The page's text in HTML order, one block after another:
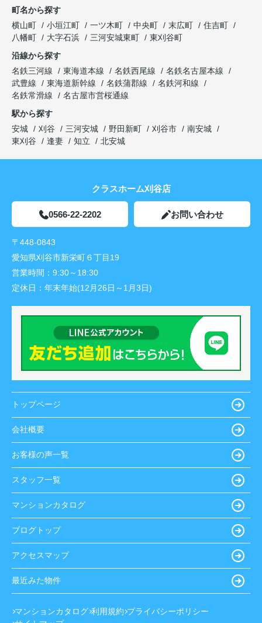
町名から探す
横山町
小垣江町 一ツ木町 中央町 末広町
住吉町
八幡町
大字石浜 三河安城東町
東刈谷町
沿線から探す
名鉄三河線
東海道本線 名鉄西尾線
名鉄名古屋本線
武豊線
東海道新幹線 名鉄蒲郡線
名鉄河和線
名鉄常滑線
名古屋市営桜通線
駅から探す
安城
刈谷 三河安城 野田新町 刈谷市
南安城
東刈谷
逢妻 知立 北安城
クラスホーム刈谷店
0566-22-2202 お問い合わせ
〒448-0843
愛知県刈谷市新栄町６丁目19
営業時間： 9:30～18:30
定休日： 年末年始(12月26日～1月3日)
トップページ
会社概要
お客様の声一覧
スタッフ一覧
マンションカタログ
ブログトップ
アクセスマップ
最近みた物件
マンションカタログ 利用規約 プライバシーポリシー